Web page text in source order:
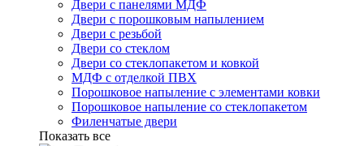
Двери с панелями МДФ
Двери с порошковым напылением
Двери с резьбой
Двери со стеклом
Двери со стеклопакетом и ковкой
МДФ с отделкой ПВХ
Порошковое напыление с элементами ковки
Порошковое напыление со стеклопакетом
Филенчатые двери
Показать все